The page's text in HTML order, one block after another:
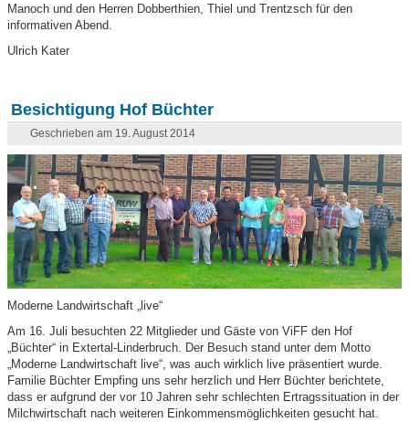
Manoch und den Herren Dobberthien, Thiel und Trentzsch für den
informativen Abend.
Ulrich Kater
Besichtigung Hof Büchter
Geschrieben am 19. August 2014
Moderne Landwirtschaft „live“
Am 16. Juli besuchten 22 Mitglieder und Gäste von ViFF den Hof
„Büchter“ in Extertal-Linderbruch. Der Besuch stand unter dem Motto
„Moderne Landwirtschaft live“, was auch wirklich live präsentiert wurde.
Familie Büchter Empfing uns sehr herzlich und Herr Büchter berichtete,
dass er aufgrund der vor 10 Jahren sehr schlechten Ertragssituation in der
Milchwirtschaft nach weiteren Einkommensmöglichkeiten gesucht hat.